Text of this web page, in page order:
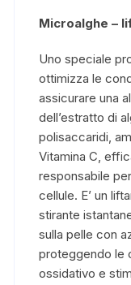
Microalghe –
Uno speciale
ottimizza le
assicurare una
dell’estratto di
polisaccaridi,
Vitamina C,
responsabile
cellule. E’ un
stirante
sulla pelle con
proteggendo le
ossidativo e